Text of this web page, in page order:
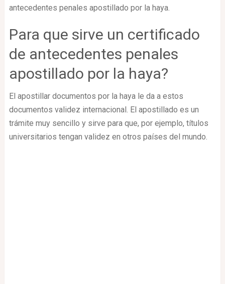
antecedentes penales apostillado por la haya.
Para que sirve un certificado
de antecedentes penales
apostillado por la haya?
El apostillar documentos por la haya le da a estos
documentos validez internacional. El apostillado es un
trámite muy sencillo y sirve para que, por ejemplo, títulos
universitarios tengan validez en otros países del mundo.